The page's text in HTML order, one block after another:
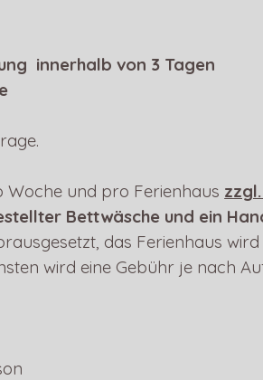
innerhalb von 3 Tagen
und pro Ferienhaus
Bettwäsche und ein
das Ferienhaus
wird eine Gebühr je nach